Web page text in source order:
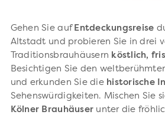
Gehen Sie auf Entdeckungsreise
Altstadt und probieren Sie in drei
Traditionsbrauhäusern köstlich,
Besichtigen Sie den
und erkunden Sie die historische
Sehenswürdigkeiten. Mischen Sie
Kölner Brauhäuser unter die